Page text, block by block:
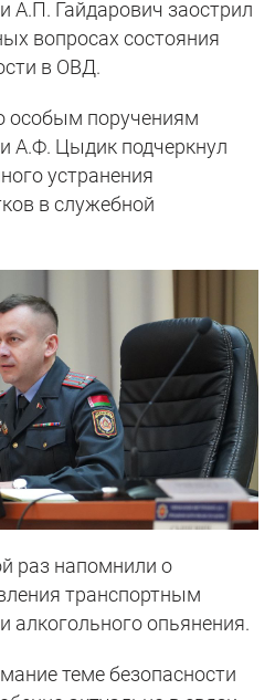
А.П. Гайдарович заострил
вопросах состояния
в ОВД.
особым поручениям
А.Ф. Цыдик подчеркнул
устранения
в служебной
раз напомнили о
транспортным
алкогольного опьянения.
теме безопасности